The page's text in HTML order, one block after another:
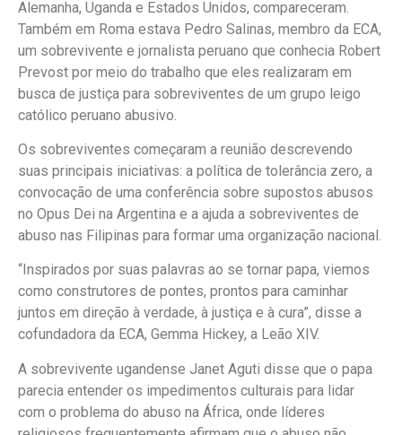
Alemanha, Uganda e Estados Unidos, compareceram.
Também em Roma estava Pedro Salinas, membro da ECA,
um sobrevivente e jornalista peruano que conhecia Robert
Prevost por meio do trabalho que eles realizaram em
busca de justiça para sobreviventes de um grupo leigo
católico peruano abusivo.
Os sobreviventes começaram a reunião descrevendo
suas principais iniciativas: a política de tolerância zero, a
convocação de uma conferência sobre supostos abusos
no Opus Dei na Argentina e a ajuda a sobreviventes de
abuso nas Filipinas para formar uma organização nacional.
“Inspirados por suas palavras ao se tornar papa, viemos
como construtores de pontes, prontos para caminhar
juntos em direção à verdade, à justiça e à cura”, disse a
cofundadora da ECA, Gemma Hickey, a Leão XIV.
A sobrevivente ugandense Janet Aguti disse que o papa
parecia entender os impedimentos culturais para lidar
com o problema do abuso na África, onde líderes